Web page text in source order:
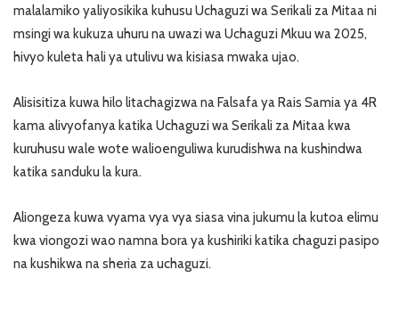
malalamiko yaliyosikika kuhusu Uchaguzi wa Serikali za Mitaa ni
msingi wa kukuza uhuru na uwazi wa Uchaguzi Mkuu wa 2025,
hivyo kuleta hali ya utulivu wa kisiasa mwaka ujao.
Alisisitiza kuwa hilo litachagizwa na Falsafa ya Rais Samia ya 4R
kama alivyofanya katika Uchaguzi wa Serikali za Mitaa kwa
kuruhusu wale wote walioenguliwa kurudishwa na kushindwa
katika sanduku la kura.
Aliongeza kuwa vyama vya vya siasa vina jukumu la kutoa elimu
kwa viongozi wao namna bora ya kushiriki katika chaguzi pasipo
na kushikwa na sheria za uchaguzi.